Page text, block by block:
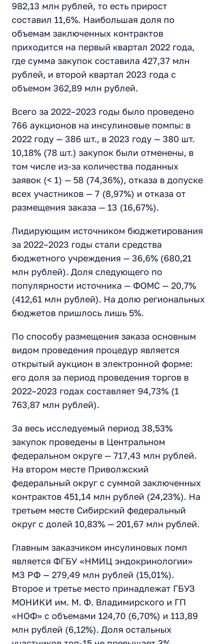
982,13 млн рублей, то есть прирост
составил 11,6%. Наибольшая доля по
объемам заключенных контрактов
приходится на первый квартал 2022 года,
где сумма закупок составила 427,37 млн
рублей, и второй квартал 2023 года с
объемом 362,89 млн рублей.
Всего за 2022–2023 годы было проведено
766 аукционов на инсулиновые помпы: в
2022 году — 386 шт., в 2023 году — 380 шт.
10,18% (78 шт.) закупок были отменены, в
том числе из-за количества поданных
заявок (< 1) — 58 (74,36%), отказа в допуске
всех участников — 7 (8,97%) и отказа от
размещения заказа — 13 (16,67%).
Лидирующим источником бюджетирования
за 2022–2023 годы стали средства
бюджетного учреждения — 36,6% (680,21
млн рублей). Доля следующего по
популярности источника — ФОМС — 20,7%
(412,61 млн рублей). На долю региональных
бюджетов пришлось лишь 5%.
По способу размещения заказа основным
видом проведения процедур является
открытый аукцион в электронной форме:
его доля за период проведения торгов в
2022–2023 годах составляет 94,73% (1
763,87 млн рублей).
За весь исследуемый период 38,53%
закупок проведены в Центральном
федеральном округе — 717,43 млн рублей.
На втором месте Приволжский
федеральный округ с суммой заключенных
контрактов 451,14 млн рублей (24,23%). На
третьем месте Сибирский федеральный
округ с долей 10,83% — 201,67 млн рублей.
Главным заказчиком инсулиновых помп
является ФГБУ «НМИЦ эндокринологии»
МЗ РФ — 279,49 млн рублей (15,01%).
Второе и третье место принадлежат ГБУЗ
МОНИКИ им. М. Ф. Владимирского и ГП
«НОФ» с объемами 124,70 (6,70%) и 113,89
млн рублей (6,12%). Доля остальных